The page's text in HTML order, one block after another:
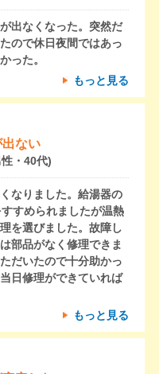
出なくなった。突然だ
ので休日夜間ではあっ
った。
もっと見る
ない
・40代)
なりました。給湯器の
すめられましたが温熱
を選びました。故障し
部品がなく修理できま
だいたので十分助かっ
日修理ができていれば
もっと見る